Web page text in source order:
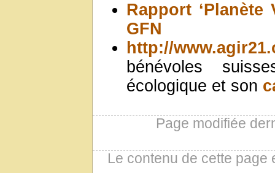
Rapport ‘Planète
GFN
http://
bénévoles
écologique et son
Page modifiée
Le contenu de cette